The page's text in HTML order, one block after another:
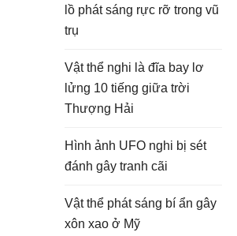
lồ phát sáng rực rỡ trong vũ
trụ
Vật thể nghi là đĩa bay lơ
lửng 10 tiếng giữa trời
Thượng Hải
Hình ảnh UFO nghi bị sét
đánh gây tranh cãi
​Vật thể phát sáng bí ẩn gây
xôn xao ở Mỹ